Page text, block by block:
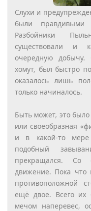
Слухи и
были
Разбойники
существовали и
очередную
хомут, был быстро
оказалось лишь
только начиналось.
Быть может, это было
или своеобразная
и в какой-то мере
подобный
прекращался. Со
движение. Пока что
противоположной
ещё двое. Всего
мечом наперевес,